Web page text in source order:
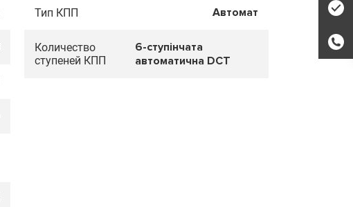
Тип КПП Автомат
Количество
ступеней КПП
6-ступінчата
автоматична DCT